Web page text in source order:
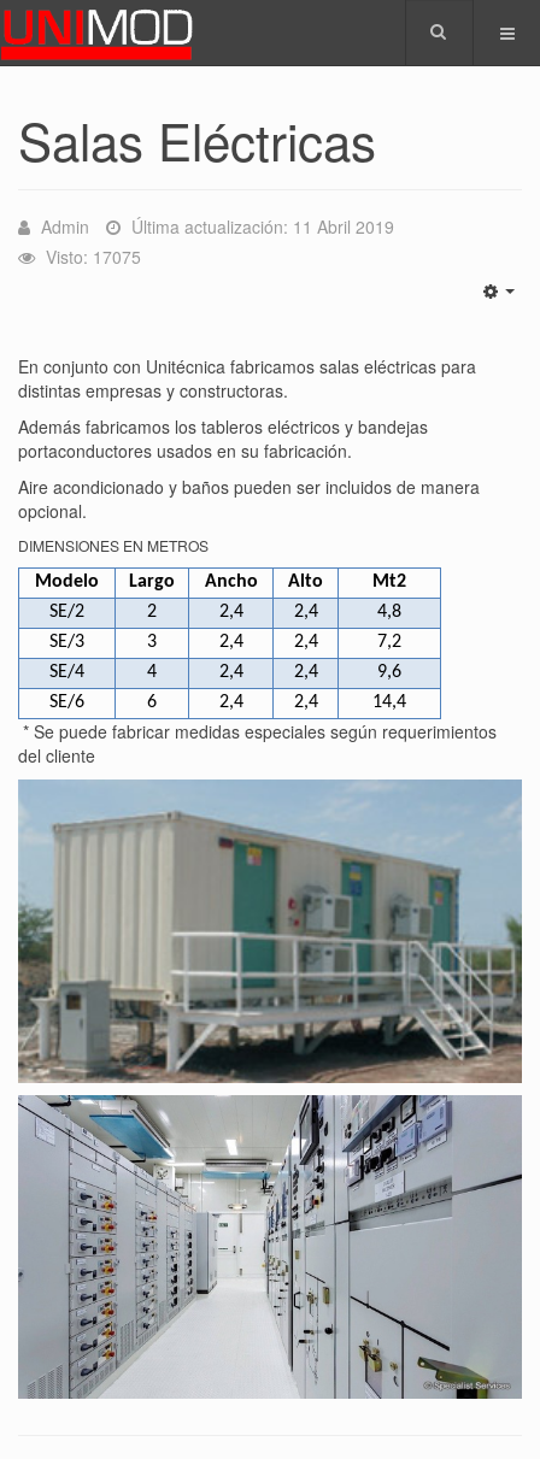
Salas Eléctricas
Admin
Última actualización: 11 Abril 2019
Visto: 17075
En conjunto con Unitécnica fabricamos salas eléctricas para
distintas empresas y constructoras.
Además fabricamos los tableros eléctricos y bandejas
portaconductores usados en su fabricación.
Aire acondicionado y baños pueden ser incluidos de manera
opcional.
DIMENSIONES EN METROS
Modelo Largo Ancho Alto
Mt2
SE/2
2 2,4 2,4
4,8
SE/3
3 2,4 2,4
7,2
SE/4
4 2,4 2,4
9,6
SE/6
6 2,4 2,4 14,4
* Se puede fabricar medidas especiales según requerimientos
del cliente